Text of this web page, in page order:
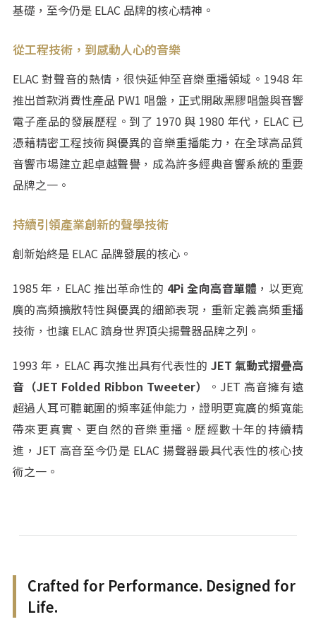
基礎，至今仍是 ELAC 品牌的核心精神。
從工程技術，到感動人心的音樂
ELAC 對聲音的熱情，很快延伸至音樂重播領域。1948 年
推出首款消費性產品 PW1 唱盤，正式開啟黑膠唱盤與音響
電子產品的發展歷程。到了 1970 與 1980 年代，ELAC 已
憑藉精密工程技術與優異的音樂重播能力，在全球高品質
音響市場建立起卓越聲譽，成為許多經典音響系統的重要
品牌之一。
持續引領產業創新的聲學技術
創新始終是 ELAC 品牌發展的核心。
1985 年，ELAC 推出革命性的 4Pi 全向高音單體 ，以更寬
廣的高頻擴散特性與優異的細節表現，重新定義高頻重播
技術，也讓 ELAC 躋身世界頂尖揚聲器品牌之列。
1993 年，ELAC 再次推出具有代表性的 JET 氣動式摺疊高
音（JET Folded Ribbon Tweeter）
。JET 高音擁有遠
超過人耳可聽範圍的頻率延伸能力，證明更寬廣的頻寬能
帶來更真實、更自然的音樂重播。歷經數十年的持續精
進，JET 高音至今仍是 ELAC 揚聲器最具代表性的核心技
術之一。
Crafted for Performance. Designed for
Life.